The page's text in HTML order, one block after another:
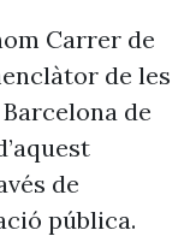
Carrer de
de les
de
de
pública.